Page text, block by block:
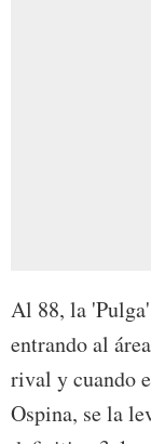
Al 88, la
entrando al
rival y cuando
Ospina, se la